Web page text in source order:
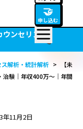
🤝
申し込む
ウンセリン
ス解析・統計解析 >
【未
治験｜年収400万～｜年間
年11月2日